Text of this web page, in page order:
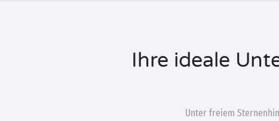
Ihre ideale
Unter freiem